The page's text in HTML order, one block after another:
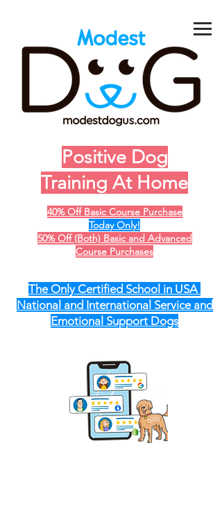
Positive Dog
Training At Home
40% Off Basic Course Purchase
Today Only!
50% Off (Both) Basic and Advanced
Course Purchases
The Only Certified School in USA
National and International Service and
Emotional Support Dogs